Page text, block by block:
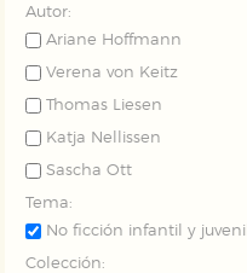
Autor:
Ariane Hoffmann
Verena von Keitz
Thomas Liesen
Katja Nellissen
Sascha Ott
Tema:
No ficción infantil y juvenil
Colección: